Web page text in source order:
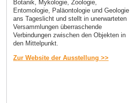
Botanik, Mykologie, Zoologie,
Entomologie, Paläontologie und Geologie
ans Tageslicht und stellt in unerwarteten
Versammlungen überraschende
Verbindungen zwischen den Objekten in
den Mittelpunkt.
Zur Website der Ausstellung >>